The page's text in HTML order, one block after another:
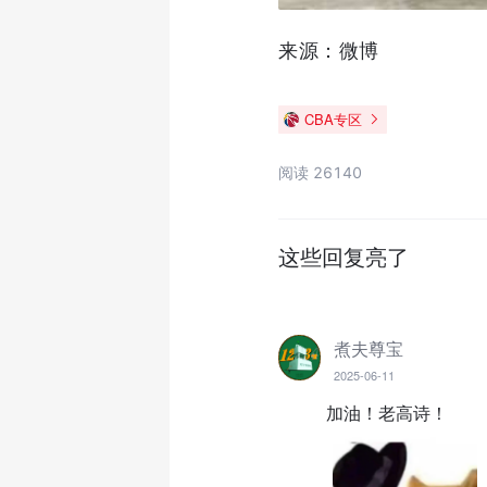
来源：微博
CBA专区
阅读 26140
这些回复亮了
煮夫尊宝
2025-06-11
加油！老高诗！